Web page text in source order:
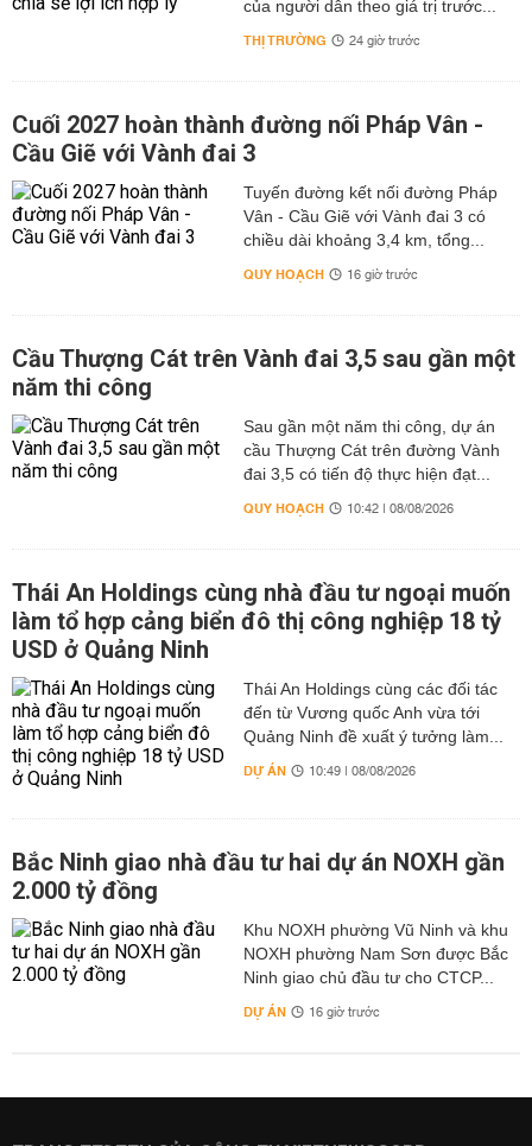
của người dân theo giá trị trước...
THỊ TRƯỜNG 24 giờ trước
Cuối 2027 hoàn thành đường nối Pháp Vân -
Cầu Giẽ với Vành đai 3
Tuyến đường kết nối đường Pháp
Vân - Cầu Giẽ với Vành đai 3 có
chiều dài khoảng 3,4 km, tổng...
QUY HOẠCH 16 giờ trước
Cầu Thượng Cát trên Vành đai 3,5 sau gần một
năm thi công
Sau gần một năm thi công, dự án
cầu Thượng Cát trên đường Vành
đai 3,5 có tiến độ thực hiện đạt...
QUY HOẠCH 10:42 | 08/08/2026
Thái An Holdings cùng nhà đầu tư ngoại muốn
làm tổ hợp cảng biển đô thị công nghiệp 18 tỷ
USD ở Quảng Ninh
Thái An Holdings cùng các đối tác
đến từ Vương quốc Anh vừa tới
Quảng Ninh đề xuất ý tưởng làm...
DỰ ÁN 10:49 | 08/08/2026
Bắc Ninh giao nhà đầu tư hai dự án NOXH gần
2.000 tỷ đồng
Khu NOXH phường Vũ Ninh và khu
NOXH phường Nam Sơn được Bắc
Ninh giao chủ đầu tư cho CTCP...
DỰ ÁN 16 giờ trước